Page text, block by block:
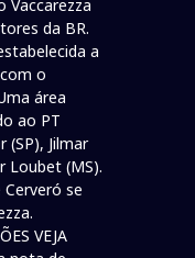
Vaccarezza
da BR.
a
o
área
ao PT
Jilmar
Loubet (MS).
se
VEJA